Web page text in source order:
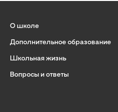
О школе
Дополнительное образование
Школьная жизнь
Вопросы и ответы